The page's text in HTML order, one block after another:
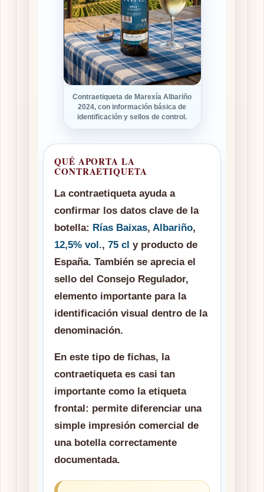
Contraetiqueta de Marexía Albariño
2024, con información básica de
identificación y sellos de control.
QUÉ APORTA LA
CONTRAETIQUETA
La contraetiqueta ayuda a
confirmar los datos clave de la
botella: Rías Baixas, Albariño,
12,5% vol., 75 cl y producto de
España. También se aprecia el
sello del Consejo Regulador,
elemento importante para la
identificación visual dentro de la
denominación.
En este tipo de fichas, la
contraetiqueta es casi tan
importante como la etiqueta
frontal: permite diferenciar una
simple impresión comercial de
una botella correctamente
documentada.